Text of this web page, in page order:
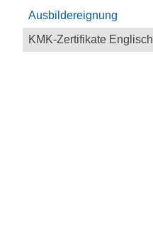
Ausbildereignung
KMK-Zertifikate Englisch